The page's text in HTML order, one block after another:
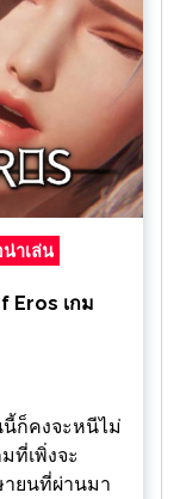
าเล่น
Eros เกม
นี้ก็คงจะหนีไม่
ที่เพิ่งจะ
ายนที่ผ่านมา